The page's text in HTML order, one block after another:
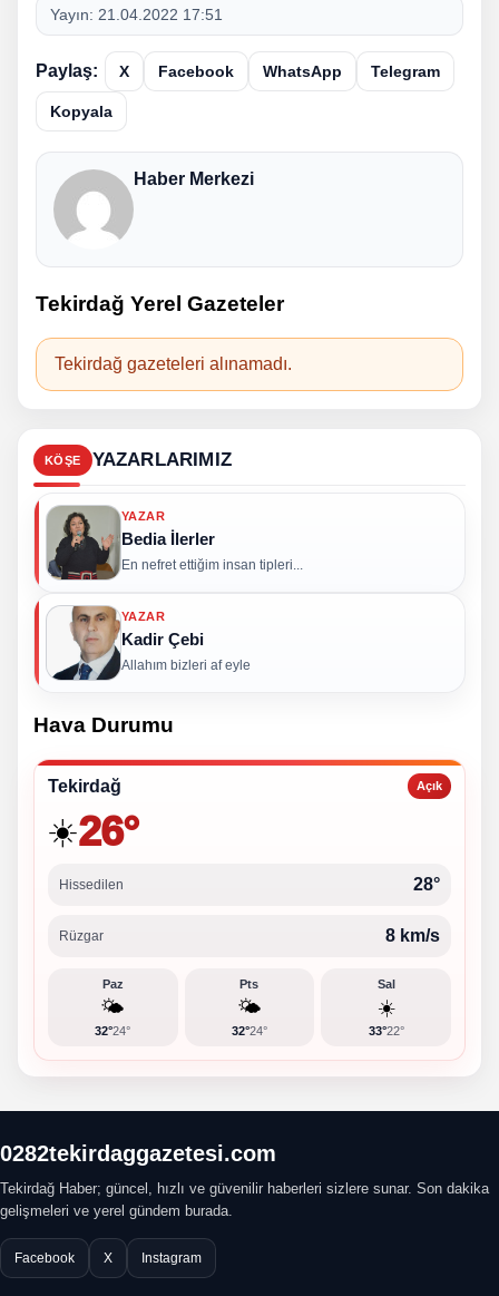
Yayın: 21.04.2022 17:51
Paylaş: X Facebook WhatsApp Telegram
Kopyala
Haber Merkezi
Tekirdağ Yerel Gazeteler
Tekirdağ gazeteleri alınamadı.
KÖŞE YAZARLARIMIZ
YAZAR
Bedia İlerler
En nefret ettiğim insan tipleri...
YAZAR
Kadir Çebi
Allahım bizleri af eyle
Hava Durumu
Tekirdağ Açık
☀️26°
Hissedilen 28°
Rüzgar 8 km/s
Paz
🌤️
32°24°
Pts
🌤️
32°24°
Sal
☀️
33°22°
0282tekirdaggazetesi.com
Tekirdağ Haber; güncel, hızlı ve güvenilir haberleri sizlere sunar. Son dakika
gelişmeleri ve yerel gündem burada.
Facebook X Instagram